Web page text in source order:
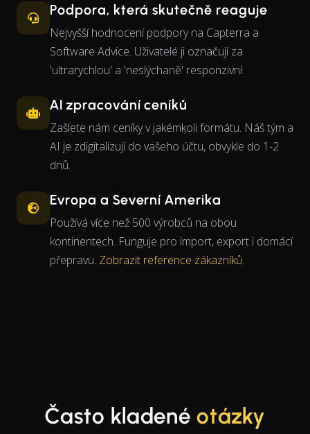
Podpora, která skutečně reaguje
Nejvyšší hodnocení podpory na Capterra a
Software Advice. Uživatelé ji označují za
'ultrarychlou' a 'neslýchaně' responzivní.
AI zpracování ceníků
Zašlete nám ceníky v jakémkoli formátu. Náš tým a
AI je zdigitalizují do vašeho účtu, obvykle do 1-2
dnů.
Evropa a Severní Amerika
Používá více než 500 výrobců na obou
kontinentech. Funguje pro import, export i domácí
přepravu. Zobrazit reference zákazníků.
Často kladenéotázky